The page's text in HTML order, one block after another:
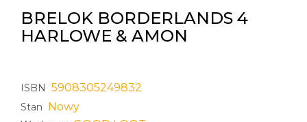
BRELOK BORDERLANDS 4
HARLOWE & AMON
ISBN 5908305249832
Stan Nowy